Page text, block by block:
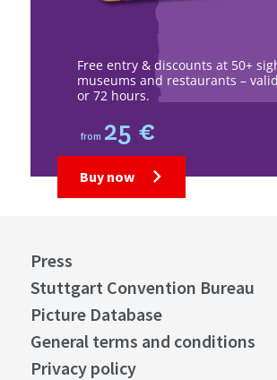
Free entry & discounts at 50+
museums and restaurants –
or 72 hours.
from 25 €
Buy now
Press
Stuttgart Convention Bureau
Picture Database
General terms and conditions
Privacy policy